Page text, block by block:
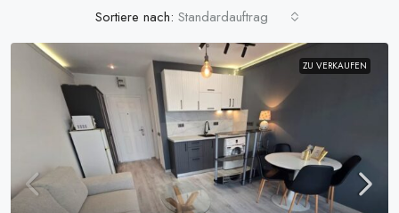
Sortiere nach: Standardauftrag
ZU VERKAUFEN